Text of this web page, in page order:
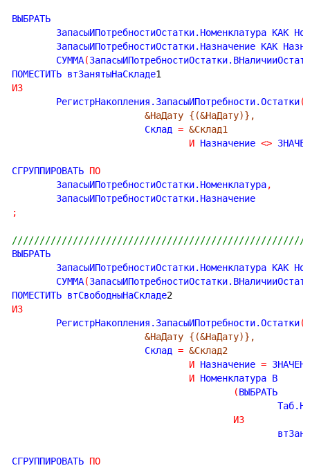
ВЫБРАТЬ
ЗапасыИПотребностиОстатки.Номенклатура КАК
ЗапасыИПотребностиОстатки.Назначение КАК
	СУММА
(
ПОМЕСТИТЬ втЗанятыНаСкладе1
ИЗ
	РегистрНакопления.ЗапасыИПотребности.Остатки
(
&НаДату {(&НаДату)},
			Склад
= &Склад1
И Назначение <>
СГРУППИРОВАТЬ ПО
	ЗапасыИПотребностиОстатки.Номенклатура
,
;
ВЫБРАТЬ
ЗапасыИПотребностиОстатки.Номенклатура КАК
	СУММА
(
ПОМЕСТИТЬ втСвободныНаСкладе2
ИЗ
	РегистрНакопления.ЗапасыИПотребности.Остатки
(
&НаДату {(&НаДату)},
			Склад
= &Склад2
И Назначение =
И Номенклатура В
(ВЫБРАТЬ
						Таб.Номенклатура
ИЗ
СГРУППИРОВАТЬ ПО